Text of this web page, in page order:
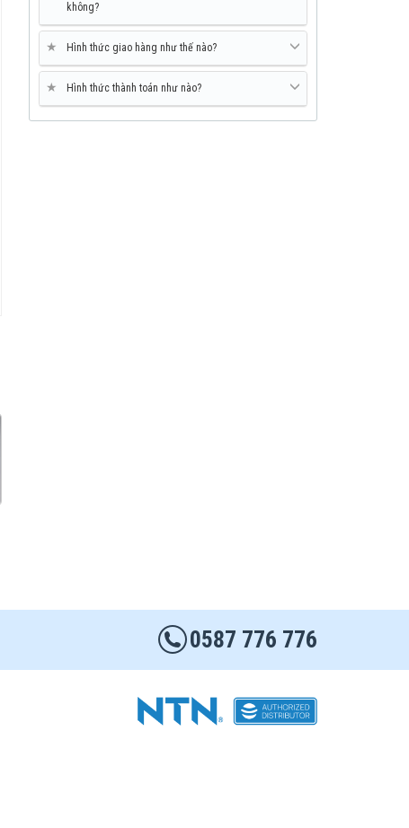
không?
★ Hình thức giao hàng như thế nào?
★ Hình thức thành toán như nào?
0587 776 776